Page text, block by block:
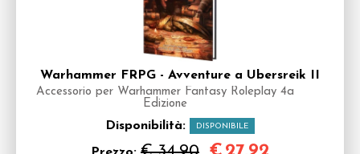
Warhammer FRPG - Avventure a Ubersreik II
Accessorio per Warhammer Fantasy Roleplay 4a
Edizione
Disponibilità: DISPONIBILE